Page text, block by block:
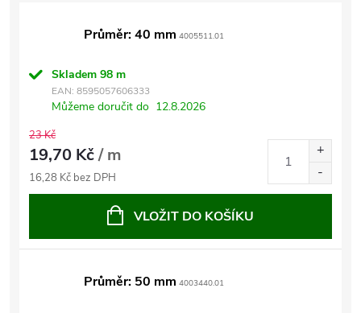
Průměr: 40 mm 4005511.01
Skladem 98 m
EAN: 8595057606333
Můžeme doručit do 12.8.2026
23 Kč
19,70 Kč/ m
16,28 Kč bez DPH
VLOŽIT DO KOŠÍKU
Průměr: 50 mm 4003440.01